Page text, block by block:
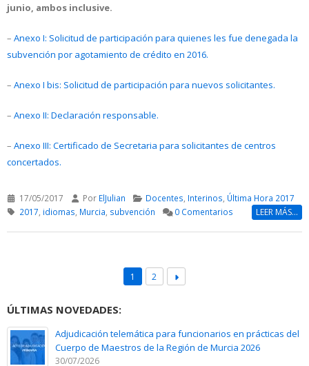
junio, ambos inclusive.
– Anexo I: Solicitud de participación para quienes les fue denegada la
subvención por agotamiento de crédito en 2016.
– Anexo I bis: Solicitud de participación para nuevos solicitantes.
– Anexo II: Declaración responsable.
– Anexo III: Certificado de Secretaria para solicitantes de centros
concertados.
17/05/2017 Por ElJulian Docentes Interinos Última Hora 2017
2017 idiomas Murcia subvención 0 Comentarios LEER MÁS...
1 2
ÚLTIMAS NOVEDADES:
Adjudicación telemática para funcionarios en prácticas del
Cuerpo de Maestros de la Región de Murcia 2026
30/07/2026